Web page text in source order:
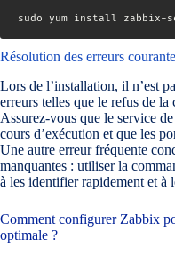
sudo yum install zabbix-
Résolution des erreurs
Lors de l’installation, il n’est
erreurs telles que le refus de
Assurez-vous que le service
cours d’exécution et que les
Une autre erreur fréquente
manquantes : utiliser la
à les identifier rapidement et à
Comment configurer Zabbix
optimale ?